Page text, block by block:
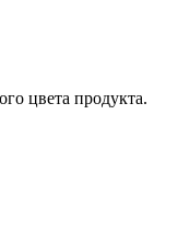
цвета продукта.